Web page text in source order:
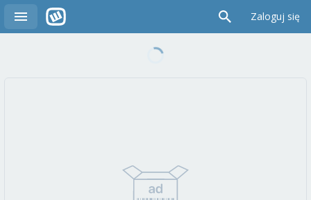
Zaloguj się